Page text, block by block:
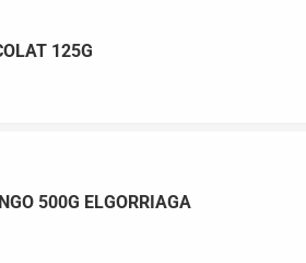
125G
500G ELGORRIAGA